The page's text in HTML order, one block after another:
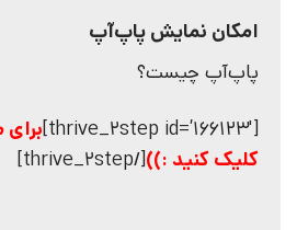
امکان نمایش پاپ‌آپ
پاپ‌آپ چیست؟
[thrive_2step id=’166123′]
کلیک کنید :))[/thrive_2step]